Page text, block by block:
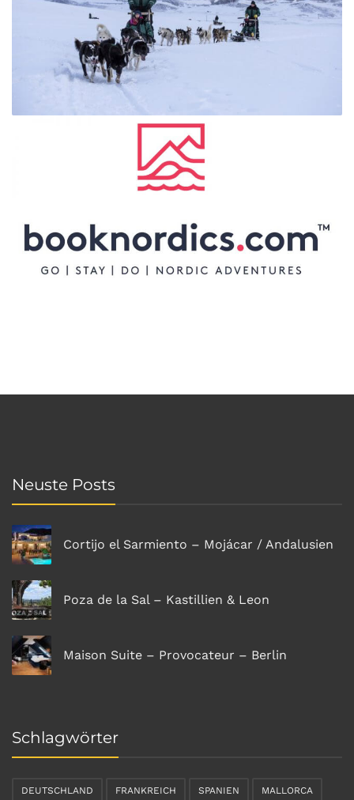
Neuste Posts
Cortijo el Sarmiento – Mojácar / Andalusien
Poza de la Sal – Kastillien & Leon
Maison Suite – Provocateur – Berlin
Schlagwörter
DEUTSCHLAND FRANKREICH SPANIEN MALLORCA